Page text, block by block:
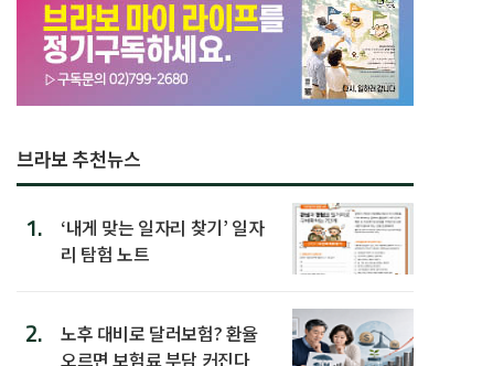
브라보 추천뉴스
1.
‘내게 맞는 일자리 찾기’ 일자
리 탐험 노트
2.
노후 대비로 달러보험? 환율
오르면 보험료 부담 커진다